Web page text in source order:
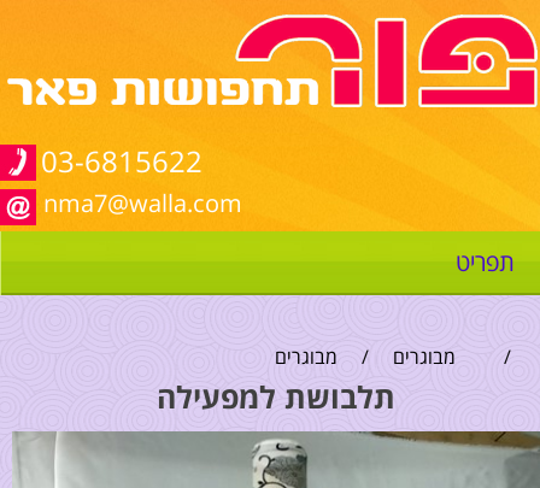
03-6815622
nma7@walla.com
תפריט
/ מבוגרים / מבוגרים
תלבושת למפעילה